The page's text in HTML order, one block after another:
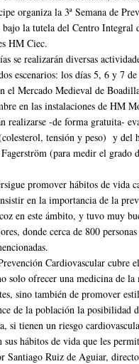
organiza la 3ª Semana de
la tutela del Centro Integral
HM Ciec.
se realizarán diversas
escenarios: los días 5, 6 y 7
el Mercado Medieval de
en las instalaciones de HM
realizarse -de forma gratuita-
tensión y peso) y del
(para medir el grado
promover hábitos de vida
en la importancia de la
en este ámbito, y tuvo muy
donde cerca de 800
Cardiovascular cubre
solo ofrecer una medicina de la
sino también de promover
de la población la posibilidad
si tienen un riesgo
sus hábitos de vida que les
Santiago Ruiz de Aguiar,